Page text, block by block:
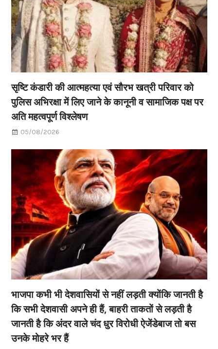
सृष्टि कंडारी की आत्महत्या एवं सौरभ खत्री परिवार को
पुलिस अभिरक्षा में लिए जाने के कानूनी व सामाजिक पक्ष पर
अति महत्वपूर्ण विश्लेषण
05/08/2026
भाजपा कभी भी देशवासियों से नहीं लड़ती क्योंकि जानती है
कि सभी देशवासी अपने ही हैं, बाहरी ताकतों से लड़ती है
जानती है कि अंदर वाले चंद धुर विरोधी ऐजेंडेबाज तो बस
उनके मोहरे भर हैं